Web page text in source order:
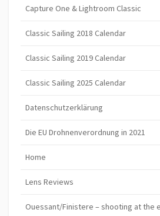
Capture One & Lightroom Classic
Classic Sailing 2018 Calendar
Classic Sailing 2019 Calendar
Classic Sailing 2025 Calendar
Datenschutzerklärung
Die EU Drohnenverordnung in 2021
Home
Lens Reviews
Ouessant/Finistere – shooting at the